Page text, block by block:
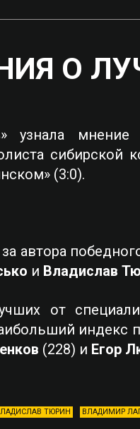
О
узнала мнение
(3:0).
автора
и Владислав
от
индекс
(228) и Егор
ТЮРИН ВЛАДИМИР